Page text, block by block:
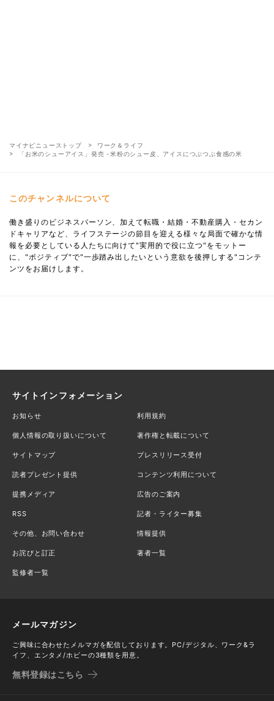
マイナビニューストップ
ワーク＆ライフ
「お米のシューアイス」発売 -米粉のシュー皮、アイスにつぶつぶ食感の米
このチャンネルについて
働き盛りのビジネスパーソン、加えて転職・結婚・不動産購入・セカン
ドキャリアなど、ライフステージの節目を迎える様々な局面で確かな情
報を必要としている人たちに向けて"実用的で役に立つ"をモットー
に、"ポジティブ"で"一歩踏み出したいという意欲を後押しする"コンテ
ンツをお届けします。
サイトインフォメーション
お知らせ 利用規約
個人情報の取り扱いについて 著作権と転載について
サイトマップ プレスリリース受付
読者プレゼント提供 コンテンツ利用について
提携メディア 広告のご案内
RSS 記者・ライター募集
その他、お問い合わせ 情報提供
お詫びと訂正 著者一覧
監修者一覧
メールマガジン
ご興味に合わせたメルマガを配信しております。PC/デジタル、ワーク&ラ
イフ、エンタメ/ホビーの3種類を用意。
無料登録はこちら